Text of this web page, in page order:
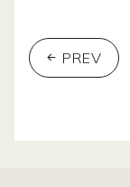
PREV